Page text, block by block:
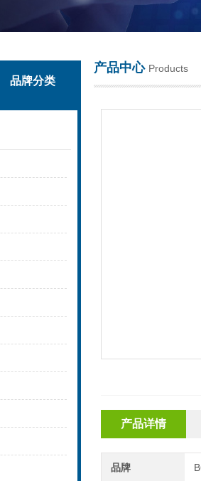
品牌分类
产品中心 Products
产品详情
品牌